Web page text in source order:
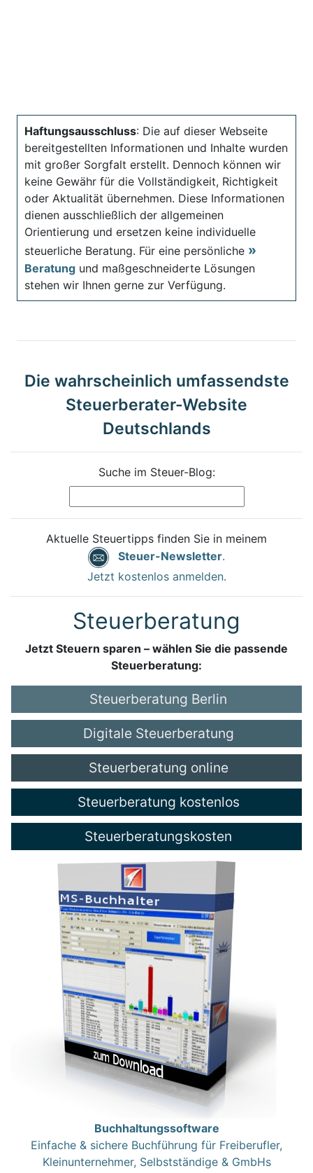
Haftungsausschluss: Die auf dieser Webseite
bereitgestellten Informationen und Inhalte wurden
mit großer Sorgfalt erstellt. Dennoch können wir
keine Gewähr für die Vollständigkeit, Richtigkeit
oder Aktualität übernehmen. Diese Informationen
dienen ausschließlich der allgemeinen
Orientierung und ersetzen keine individuelle
steuerliche Beratung. Für eine persönliche
Beratung und maßgeschneiderte Lösungen
stehen wir Ihnen gerne zur Verfügung.
Die wahrscheinlich umfassendste
Steuerberater-Website
Deutschlands
Suche im Steuer-Blog:
Aktuelle Steuertipps finden Sie in meinem
Steuer-Newsletter.
Jetzt kostenlos anmelden.
Steuerberatung
Jetzt Steuern sparen – wählen Sie die passende
Steuerberatung:
Steuerberatung Berlin
Digitale Steuerberatung
Steuerberatung online
Steuerberatung kostenlos
Steuerberatungskosten
Buchhaltungssoftware
Einfache & sichere Buchführung für Freiberufler,
Kleinunternehmer, Selbstständige & GmbHs